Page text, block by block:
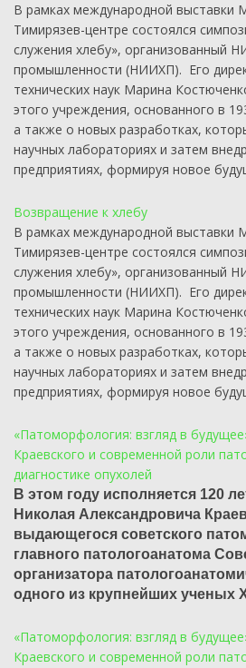
В рамках международной выставки
Тимирязев-центре состоялся
служения хлебу», организованный
промышленности (НИИХП). Его
технических наук Марина
этого учреждения, основанного в
а также о новых разработках,
научных лабораториях и затем
предприятиях, формируя новое
Возвращение к хлебу
В рамках международной выставки
Тимирязев-центре состоялся
служения хлебу», организованный
промышленности (НИИХП). Его
технических наук Марина
этого учреждения, основанного в
а также о новых разработках,
научных лабораториях и затем
предприятиях, формируя новое
«Патоморфология: взгляд в
Краевского и современной роли
диагностике опухолей
В этом году исполняется 120
Николая Александровича
выдающегося советского
главного патологоанатома
организатора
одного из крупнейших ученых
«Патоморфология: взгляд в
Краевского и современной роли